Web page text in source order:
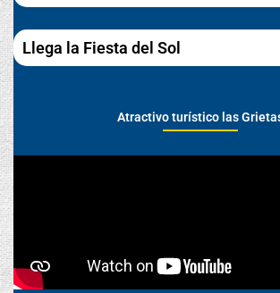
Llega la Fiesta del Sol
Atractivo turístico las